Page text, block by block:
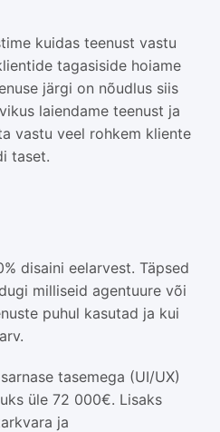
kuidas teenust vastu
tagasiside hoiame
järgi on nõudlus siis
laiendame teenust ja
vastu veel rohkem kliente
taset.
disaini eelarvest. Täpsed
milliseid agentuure või
puhul kasutad ja kui
tasemega (UI/UX)
üle 72 000€. Lisaks
ja